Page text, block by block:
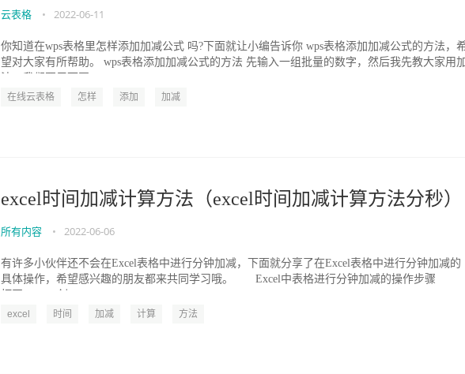
云表格 • 2022-06-11
你知道在wps表格里怎样添加加减公式 吗?下面就让小编告诉你 wps表格添加加减公式的方法，
望对大家有所帮助。 wps表格添加加减公式的方法 先输入一组批量的数字，然后我先教大家用加
在线云表格 怎样 添加 加减
excel时间加减计算方法（excel时间加减计算方法分秒）
所有内容 • 2022-06-06
有许多小伙伴还不会在Excel表格中进行分钟加减，下面就分享了在Excel表格中进行分钟加减的
具体操作，希望感兴趣的朋友都来共同学习哦。 Excel中表格进行分钟加减的操作步骤
excel 时间 加减 计算 方法